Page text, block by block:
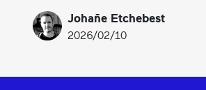
Johañe Etchebest
2026/02/10